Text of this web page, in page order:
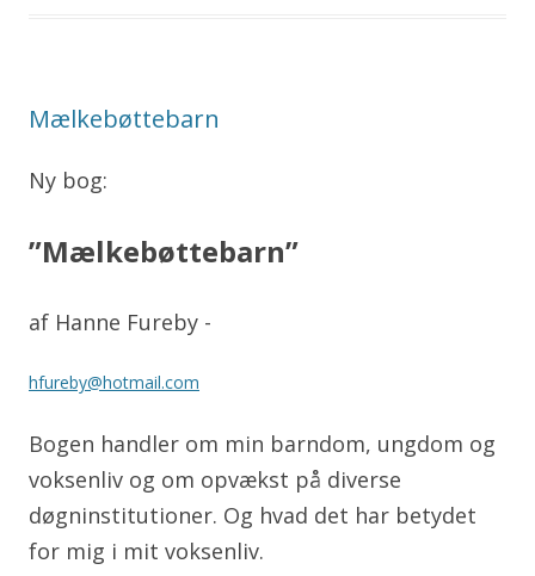
Mælkebøttebarn
Ny bog:
”Mælkebøttebarn”
af Hanne Fureby -
hfureby@hotmail.com
Bogen handler om min barndom, ungdom og
voksenliv og om opvækst på diverse
døgninstitutioner. Og hvad det har betydet
for mig i mit voksenliv.